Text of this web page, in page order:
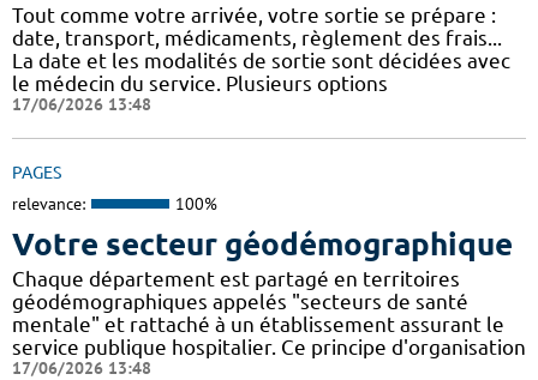
Tout comme votre arrivée, votre sortie se prépare :
date, transport, médicaments, règlement des frais...
La date et les modalités de sortie sont décidées avec
le médecin du service. Plusieurs options
17/06/2026 13:48
PAGES
relevance: 100%
Votre secteur géodémographique
Chaque département est partagé en territoires
géodémographiques appelés "secteurs de santé
mentale" et rattaché à un établissement assurant le
service publique hospitalier. Ce principe d'organisation
17/06/2026 13:48